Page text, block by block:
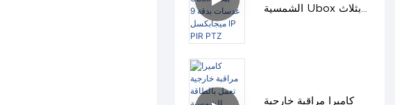
الشمسية Ubox بثلاث
كاميرا مراقبة خارجية